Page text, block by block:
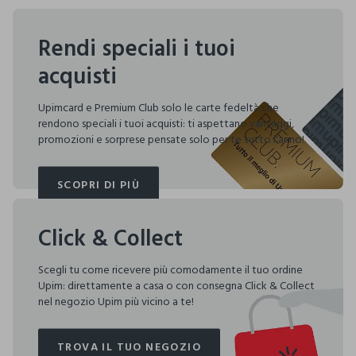
Rendi speciali i tuoi
acquisti
Upimcard e Premium Club solo le carte fedeltà che
rendono speciali i tuoi acquisti: ti aspettano vantaggi,
promozioni e sorprese pensate solo per te tutto l'anno!
SCOPRI DI PIÙ
SCOPRI DI PIÙ
Click & Collect
Scegli tu come ricevere più comodamente il tuo ordine
Upim: direttamente a casa o con consegna Click & Collect
nel negozio Upim più vicino a te!
TROVA IL TUO NEGOZIO